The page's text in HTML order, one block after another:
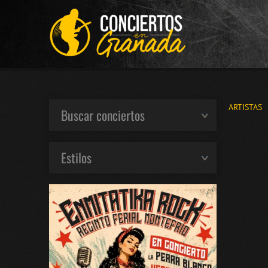
ARTISTAS
Buscar conciertos
Estilos